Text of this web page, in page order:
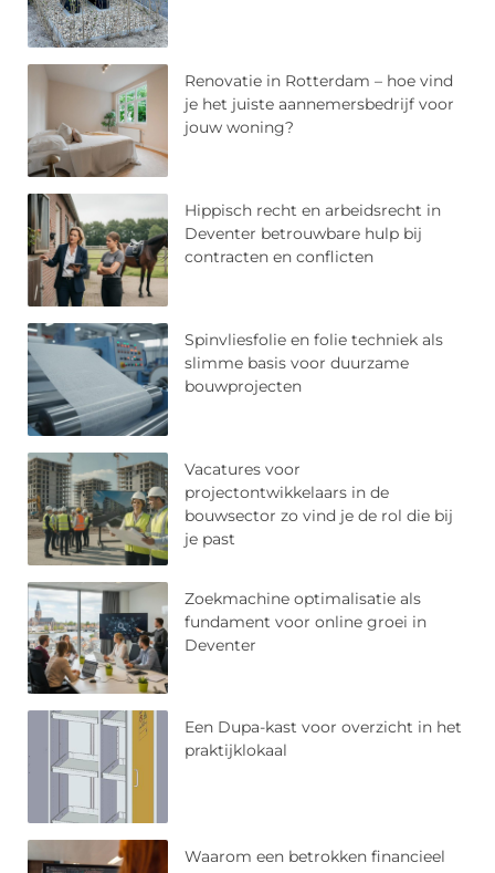
Renovatie in Rotterdam – hoe vind
je het juiste aannemersbedrijf voor
jouw woning?
Hippisch recht en arbeidsrecht in
Deventer betrouwbare hulp bij
contracten en conflicten
Spinvliesfolie en folie techniek als
slimme basis voor duurzame
bouwprojecten
Vacatures voor
projectontwikkelaars in de
bouwsector zo vind je de rol die bij
je past
Zoekmachine optimalisatie als
fundament voor online groei in
Deventer
Een Dupa-kast voor overzicht in het
praktijklokaal
Waarom een betrokken financieel